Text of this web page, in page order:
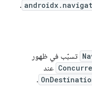
.
تسبّب في ظهور
عند
.